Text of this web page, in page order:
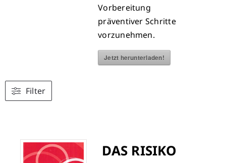
Vorbereitung
präventiver Schritte
vorzunehmen.
Jetzt herunterladen!
Filter
DAS RISIKO